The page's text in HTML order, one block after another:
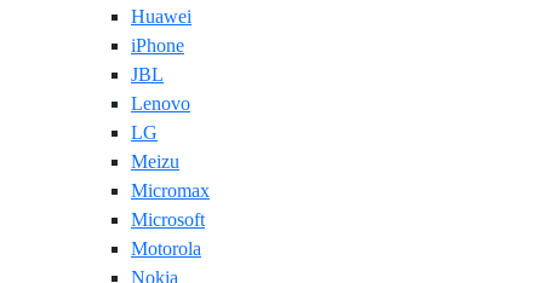
Huawei
iPhone
JBL
Lenovo
LG
Meizu
Micromax
Microsoft
Motorola
Nokia